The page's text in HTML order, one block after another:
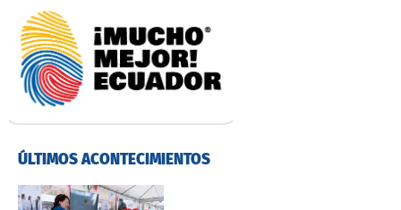
ÚLTIMOS ACONTECIMIENTOS